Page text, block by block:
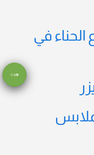
الحناء في